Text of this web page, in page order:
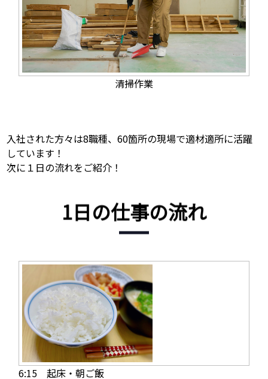
清掃作業
入社された方々は8職種、60箇所の現場で適材適所に活躍
しています！
次に１日の流れをご紹介！
1日の仕事の流れ
6:15 起床・朝ご飯